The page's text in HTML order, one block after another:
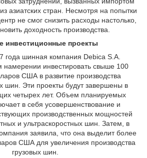
азиатских стран. Несмотря на попытки
не смог снизить расходы настолько,
доходность производства.
инвестиционные проекты
года шинная компания Debica S.A.
намерении инвестировать свыше 100
США в развитие производства
шин. Эти проекты будут завершены в
четырех лет. Объем планируемых
в себя усовершенствование и
производственных мощностей
и ультраскоростных шин. Затем, в
заявила, что она выделит более
США для увеличения производства
грузовых шин.